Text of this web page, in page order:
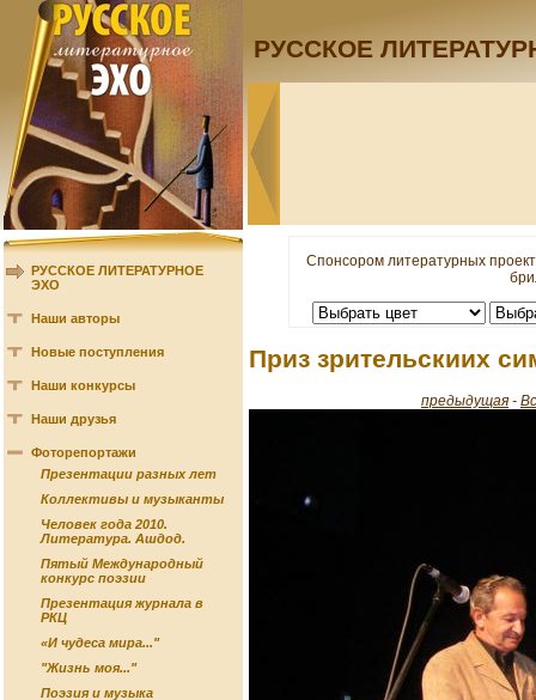
РУССКОЕ
РУССКОЕ ЛИТЕРАТУРНОЕ
ЭХО
Наши авторы
Новые поступления
Наши конкурсы
Наши друзья
Фоторепортажи
Презентации разных лет
Коллективы и музыканты
Человек года 2010.
Литература. Ашдод.
Пятый Международный
конкурс поэзии
Презентация журнала в
РКЦ
«И чудеса мира..."
"Жизнь моя..."
Поэзия и музыка
Спонсором литературных
Приз зрительскиих
предыдущая -